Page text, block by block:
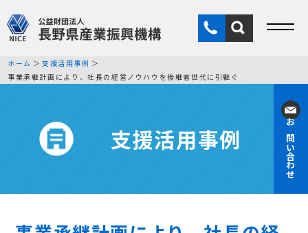
お問い合わせ
ホーム
支援活用事例
事業承継計画により、社長の経営ノウハウを後継者世代に引継ぐ
支援活用事例